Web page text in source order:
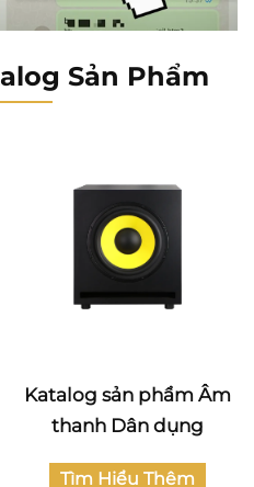
Sản Phẩm
Katalog Âm thanh
Chuyên nghiệp
Tìm Hiểu Thêm